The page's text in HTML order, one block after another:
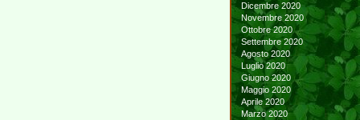
Dicembre 2020
Novembre 2020
Ottobre 2020
Settembre 2020
Agosto 2020
Luglio 2020
Giugno 2020
Maggio 2020
Aprile 2020
Marzo 2020